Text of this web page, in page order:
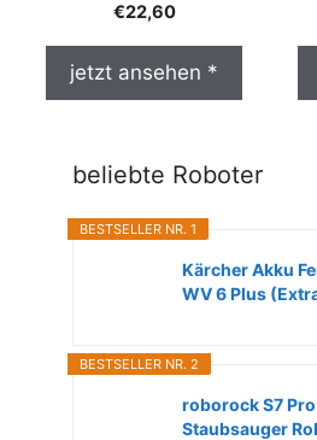
€22,60
jetzt ansehen *
beliebte Roboter
BESTSELLER NR. 1
Kärcher Akku
WV 6 Plus
BESTSELLER NR. 2
roborock S7
Staubsauger